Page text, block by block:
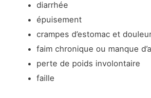
diarrhée
épuisement
crampes d’estomac et
faim chronique ou manque
perte de poids involontaire
faille